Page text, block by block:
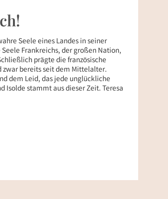
Seele eines Landes in seiner
Frankreichs, der großen Nation,
prägte die französische
zwar bereits seit dem Mittelalter.
dem Leid, das jede unglückliche
Isolde stammt aus dieser Zeit. Teresa